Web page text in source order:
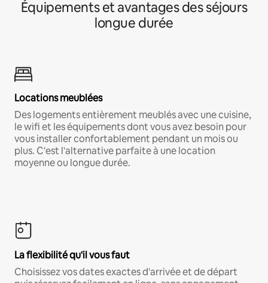
Équipements et avantages des séjours
longue durée
Locations meublées
Des logements entièrement meublés avec une cuisine,
le wifi et les équipements dont vous avez besoin pour
vous installer confortablement pendant un mois ou
plus. C'est l'alternative parfaite à une location
moyenne ou longue durée.
La flexibilité qu'il vous faut
Choisissez vos dates exactes d'arrivée et de départ